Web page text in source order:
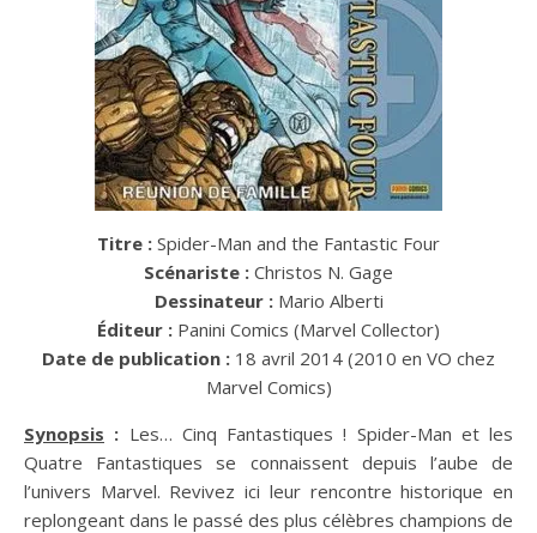
Titre : Spider-Man and the Fantastic Four
Scénariste : Christos N. Gage
Dessinateur : Mario Alberti
Éditeur : Panini Comics (Marvel Collector)
Date de publication : 18 avril 2014 (2010 en VO chez
Marvel Comics)
Synopsis : Les… Cinq Fantastiques ! Spider-Man et les
Quatre Fantastiques se connaissent depuis l’aube de
l’univers Marvel. Revivez ici leur rencontre historique en
replongeant dans le passé des plus célèbres champions de